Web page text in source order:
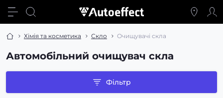
Хімія та косметика Скло Очищувачі скла
Автомобільний очищувач скла
Фільтр